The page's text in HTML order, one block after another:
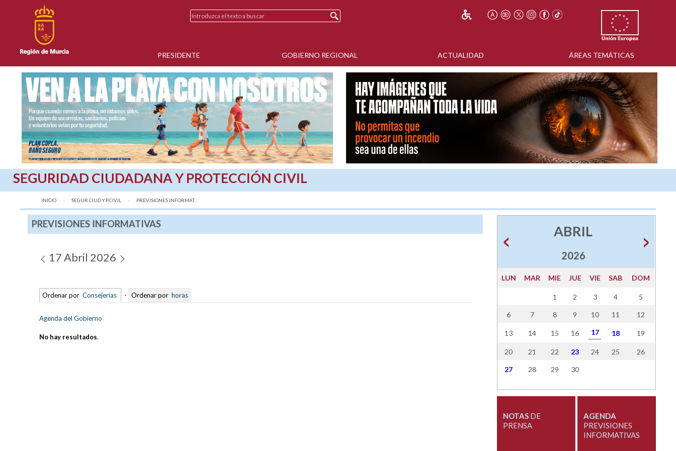
PRESIDENTE GOBIERNO REGIONAL ACTUALIDAD ÁREAS TEMÁTICAS
SEGURIDAD CIUDADANA Y PROTECCIÓN CIVIL
INICIO SEGUR.CIUD Y P.CIVIL AQUÍ:
PREVISIONES INFORMAT...
PREVISIONES INFORMATIVAS
17 Abril 2026
Ordenar por Consejerías - Ordenar por horas
Agenda del Gobierno
No hay resultados.
ABRIL
2026
LUN MAR MIE JUE VIE SAB DOM
1 2 3 4 5
6 7 8 9 10 11 12
13 14 15 16 17 18 19
20 21 22 23 24 25 26
27 28 29 30
NOTASDE
PRENSA
AGENDA
PREVISIONES
INFORMATIVAS